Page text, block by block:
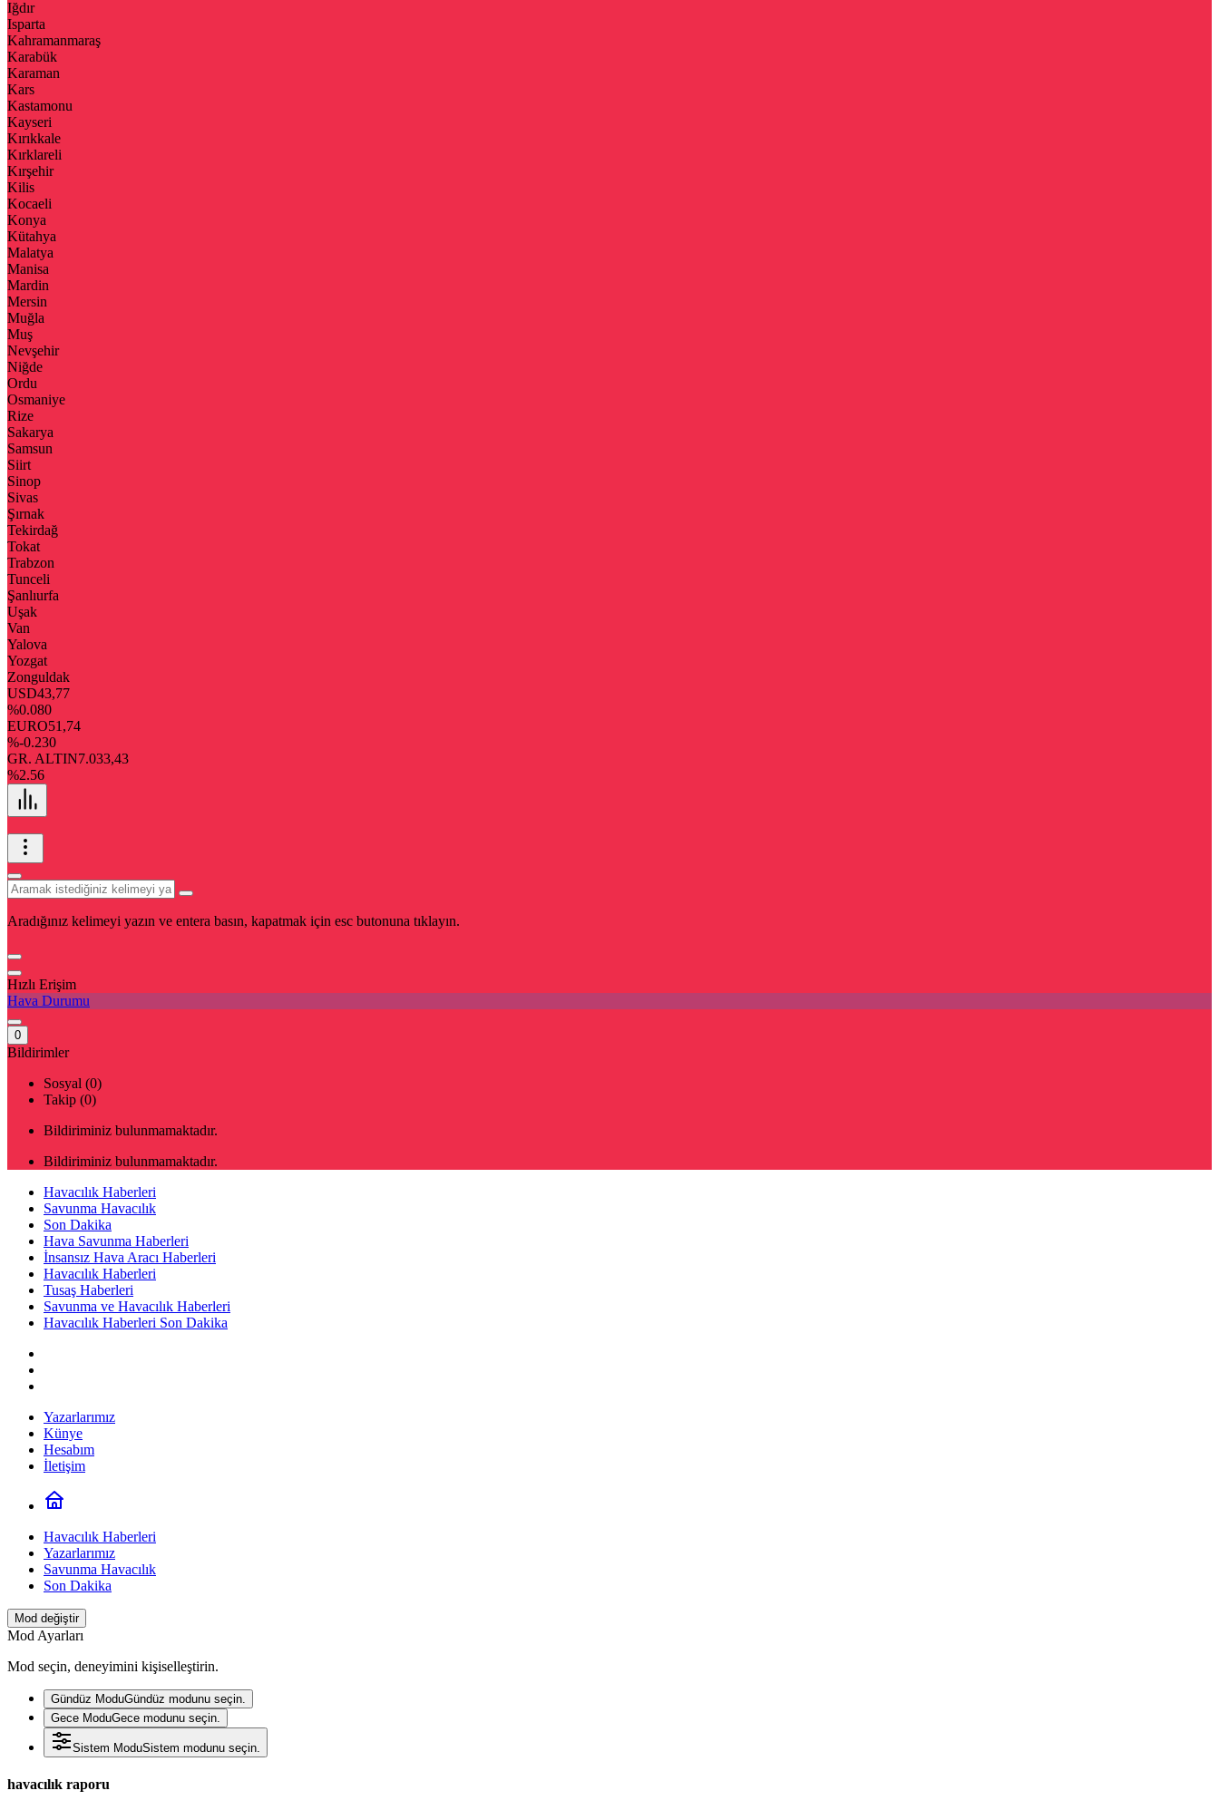
Iğdır
Isparta
Kahramanmaraş
Karabük
Karaman
Kars
Kastamonu
Kayseri
Kırıkkale
Kırklareli
Kırşehir
Kilis
Kocaeli
Konya
Kütahya
Malatya
Manisa
Mardin
Mersin
Muğla
Muş
Nevşehir
Niğde
Ordu
Osmaniye
Rize
Sakarya
Samsun
Siirt
Sinop
Sivas
Şırnak
Tekirdağ
Tokat
Trabzon
Tunceli
Şanlıurfa
Uşak
Van
Yalova
Yozgat
Zonguldak
USD43,77
%0.080
EURO51,74
%-0.230
GR. ALTIN7.033,43
%2.56
Aradığınız kelimeyi yazın ve entera basın, kapatmak için esc butonuna tıklayın.
Hızlı Erişim
Hava Durumu
0
Bildirimler
Sosyal (0)
Takip (0)
Bildiriminiz bulunmamaktadır.
Bildiriminiz bulunmamaktadır.
Havacılık Haberleri
Savunma Havacılık
Son Dakika
Hava Savunma Haberleri
İnsansız Hava Aracı Haberleri
Havacılık Haberleri
Tusaş Haberleri
Savunma ve Havacılık Haberleri
Havacılık Haberleri Son Dakika
Yazarlarımız
Künye
Hesabım
İletişim
Havacılık Haberleri
Yazarlarımız
Savunma Havacılık
Son Dakika
Mod değiştir
Mod Ayarları
Mod seçin, deneyimini kişiselleştirin.
Gündüz ModuGündüz modunu seçin.
Gece ModuGece modunu seçin.
Sistem ModuSistem modunu seçin.
havacılık raporu